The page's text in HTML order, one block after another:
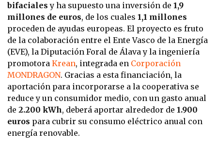
bifaciales y ha supuesto una inversión de 1,9
millones de euros, de los cuales 1,1 millones
proceden de ayudas europeas. El proyecto es fruto
de la colaboración entre el Ente Vasco de la Energía
(EVE), la Diputación Foral de Álava y la ingeniería
promotora Krean, integrada en Corporación
MONDRAGON. Gracias a esta financiación, la
aportación para incorporarse a la cooperativa se
reduce y un consumidor medio, con un gasto anual
de 2.200 kWh, deberá aportar alrededor de 1.900
euros para cubrir su consumo eléctrico anual con
energía renovable.